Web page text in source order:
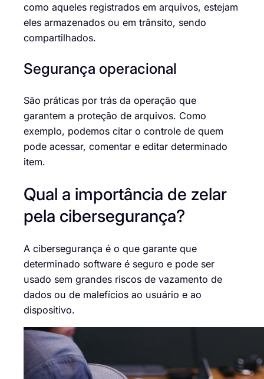
como aqueles registrados em arquivos, estejam
eles armazenados ou em trânsito, sendo
compartilhados.
Segurança operacional
São práticas por trás da operação que
garantem a proteção de arquivos. Como
exemplo, podemos citar o controle de quem
pode acessar, comentar e editar determinado
item.
Qual a importância de zelar
pela cibersegurança?
A cibersegurança é o que garante que
determinado software é seguro e pode ser
usado sem grandes riscos de vazamento de
dados ou de malefícios ao usuário e ao
dispositivo.